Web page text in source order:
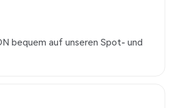
bequem auf unseren Spot- und